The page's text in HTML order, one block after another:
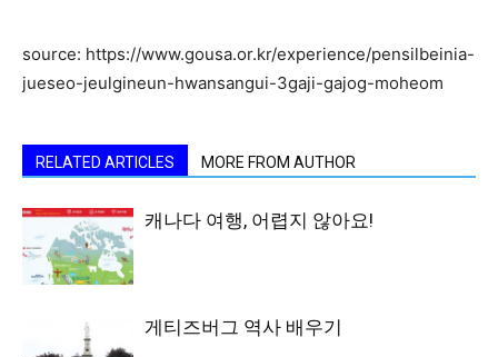
source: https://www.gousa.or.kr/experience/pensilbeinia-
jueseo-jeulgineun-hwansangui-3gaji-gajog-moheom
RELATED ARTICLES MORE FROM AUTHOR
캐나다 여행, 어렵지 않아요!
게티즈버그 역사 배우기